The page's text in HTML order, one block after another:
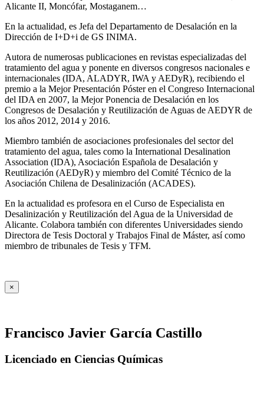
Alicante II, Moncófar, Mostaganem…
En la actualidad, es Jefa del Departamento de Desalación en la
Dirección de I+D+i de GS INIMA.
Autora de numerosas publicaciones en revistas especializadas del
tratamiento del agua y ponente en diversos congresos nacionales e
internacionales (IDA, ALADYR, IWA y AEDyR), recibiendo el
premio a la Mejor Presentación Póster en el Congreso Internacional
del IDA en 2007, la Mejor Ponencia de Desalación en los
Congresos de Desalación y Reutilización de Aguas de AEDYR de
los años 2012, 2014 y 2016.
Miembro también de asociaciones profesionales del sector del
tratamiento del agua, tales como la International Desalination
Association (IDA), Asociación Española de Desalación y
Reutilización (AEDyR) y miembro del Comité Técnico de la
Asociación Chilena de Desalinización (ACADES).
En la actualidad es profesora en el Curso de Especialista en
Desalinización y Reutilización del Agua de la Universidad de
Alicante. Colabora también con diferentes Universidades siendo
Directora de Tesis Doctoral y Trabajos Final de Máster, así como
miembro de tribunales de Tesis y TFM.
×
Francisco Javier García Castillo
Licenciado en Ciencias Químicas